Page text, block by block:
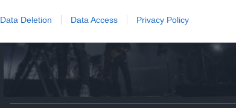
Data Deletion Data Access Privacy Policy